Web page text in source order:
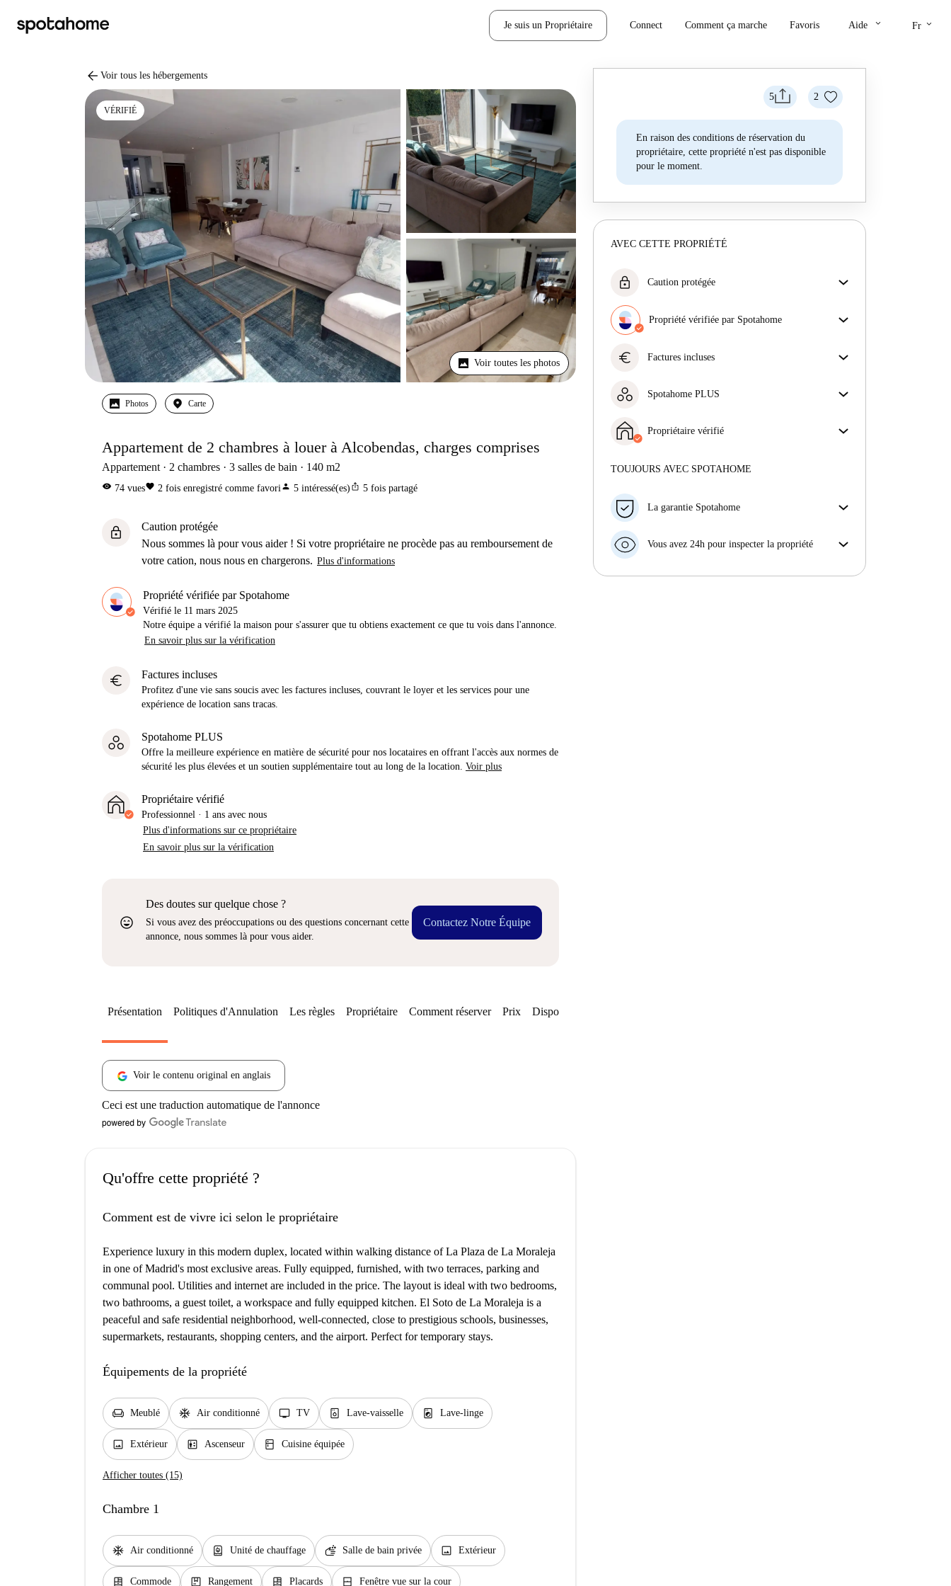
Je suis un Propriétaire Connect Comment ça marche Favoris Aide keyboard_arrow_down Fr keyboard_arrow_down
arrow_back Voir tous les hébergements
VÉRIFIÉ
Voir toutes les photos
Photos Carte
Appartement de 2 chambres à louer à Alcobendas, charges comprises
Appartement 2 chambres 3 salles de bain 140 m2
visibility 74 vuesfavorite 2 fois enregistré comme favoriperson 5 intéressé(es) ios_share 5 fois partagé
lock
Caution protégée
Nous sommes là pour vous aider ! Si votre propriétaire ne procède pas au remboursement de
votre cation, nous nous en chargerons. Plus d'informations
Propriété vérifiée par Spotahome
Vérifié le 11 mars 2025
Notre équipe a vérifié la maison pour s'assurer que tu obtiens exactement ce que tu vois dans l'annonce.
En savoir plus sur la vérification
euro Factures incluses
Profitez d'une vie sans soucis avec les factures incluses, couvrant le loyer et les services pour une
expérience de location sans tracas.
Spotahome PLUS
Offre la meilleure expérience en matière de sécurité pour nos locataires en offrant l'accès aux normes de
sécurité les plus élevées et un soutien supplémentaire tout au long de la location. Voir plus
Propriétaire vérifié
Professionnel · 1 ans avec nous
Plus d'informations sur ce propriétaire
En savoir plus sur la vérification
sentiment_very_satisfied
Des doutes sur quelque chose ?
Si vous avez des préoccupations ou des questions concernant cette
annonce, nous sommes là pour vous aider.
Contactez Notre Équipe
5 2
En raison des conditions de réservation du
propriétaire, cette propriété n'est pas disponible
pour le moment.
AVEC CETTE PROPRIÉTÉ
lock Caution protégée
propriétaire ne procède pas au remboursement de
votre cation, nous nous en chargerons.
Propriété vérifiée par Spotahome
obtiens exactement ce que tu vois dans l'annonce.
euro Factures incluses
incluses, couvrant le loyer et les services pour une
Spotahome PLUS
pour nos locataires en offrant l'accès aux normes de
sécurité les plus élevées et un soutien supplémentaire
Propriétaire vérifié
Plus d'informations sur ce propriétaire
TOUJOURS AVEC SPOTAHOME
La garantie Spotahome
préavis, nous allons soit (A) vous payer une chambre
soit (B) vous rembourser en totalité.
Vous avez 24h pour inspecter la propriété
Présentation Politiques d'Annulation Les règles Propriétaire Comment réserver Prix Disponibilités
Voir le contenu original en anglais
Ceci est une traduction automatique de l'annonce
Qu'offre cette propriété ?
Comment est de vivre ici selon le propriétaire
Experience luxury in this modern duplex, located within walking distance of La Plaza de La Moraleja
in one of Madrid's most exclusive areas. Fully equipped, furnished, with two terraces, parking and
communal pool. Utilities and internet are included in the price. The layout is ideal with two bedrooms,
two bathrooms, a guest toilet, a workspace and fully equipped kitchen. El Soto de La Moraleja is a
peaceful and safe residential neighborhood, well-connected, close to prestigious schools, businesses,
supermarkets, restaurants, shopping centers, and the airport. Perfect for temporary stays.
Équipements de la propriété
chair Meublé ac_unit Air conditionné tv TV dishwasher_gen Lave-vaisselle local_laundry_service Lave-linge
image Extérieur elevator Ascenseur kitchen Cuisine équipée
Afficher toutes (15)
Chambre 1
ac_unit Air conditionné water_heater Unité de chauffage soap Salle de bain privée image Extérieur
dresser Commode package Rangement dresser Placards window_closed Fenêtre vue sur la cour